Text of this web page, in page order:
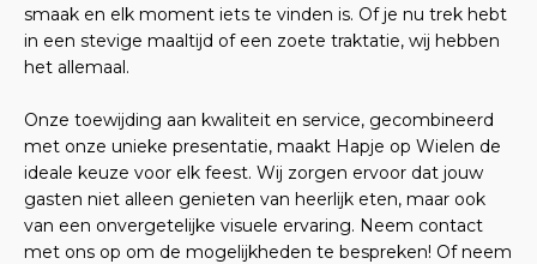
smaak en elk moment iets te vinden is. Of je nu trek hebt
in een stevige maaltijd of een zoete traktatie, wij hebben
het allemaal.
Onze toewijding aan kwaliteit en service, gecombineerd
met onze unieke presentatie, maakt Hapje op Wielen de
ideale keuze voor elk feest. Wij zorgen ervoor dat jouw
gasten niet alleen genieten van heerlijk eten, maar ook
van een onvergetelijke visuele ervaring. Neem contact
met ons op om de mogelijkheden te bespreken! Of neem